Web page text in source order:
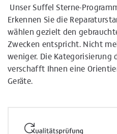
Unser Suffel Sterne-
Erkennen Sie die
wählen gezielt den
Zwecken entspricht. Nicht
weniger. Die
verschafft Ihnen eine
Geräte.